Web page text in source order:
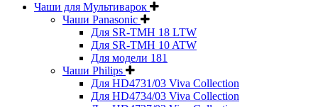
Чаши для Мультиварок
Чаши Panasonic
Для SR-TMH 18 LTW
Для SR-TMH 10 ATW
Для модели 181
Чаши Philips
Для HD4731/03 Viva Collection
Для HD4734/03 Viva Collection